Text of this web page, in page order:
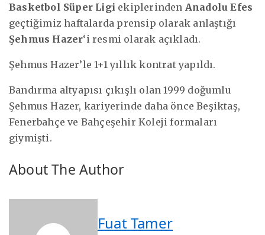
Basketbol Süper Ligi ekiplerinden Anadolu Efes
geçtiğimiz haftalarda prensip olarak anlaştığı
Şehmus Hazer‘i resmi olarak açıkladı.
Şehmus Hazer’le 1+1 yıllık kontrat yapıldı.
Bandırma altyapısı çıkışlı olan 1999 doğumlu
Şehmus Hazer, kariyerinde daha önce Beşiktaş,
Fenerbahçe ve Bahçeşehir Koleji formaları
giymişti.
About The Author
Fuat Tamer